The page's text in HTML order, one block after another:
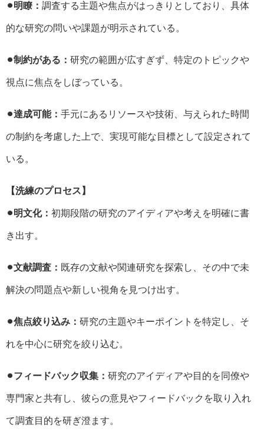
⚫︎明瞭： 調査する主題や焦点がはっきりとしており、具体
的な研究の問いや課題が明示されている。
⚫︎制約がある： 研究の範囲が広すぎず、特定のトピックや
視点に焦点をしぼっている。
⚫︎達成可能： 手元にあるリソースや技術、与えられた時間
の制約を考慮した上で、実現可能な目標として設定されて
いる。
【洗練のプロセス】
⚫︎明文化： 初期段階の研究のアイディアや考えを明確に書
き出す。
⚫︎文献調査： 既存の文献や関連研究を探索し、その中で未
解決の問題点や新しい視角を見つけ出す。
⚫︎焦点絞り込み： 研究の主題やキーポイントを特定し、そ
れを中心に研究を絞り込む。
⚫︎フィードバック収集： 研究のアイディアや目的を同僚や
専門家と共有し、彼らの意見やフィードバックを取り入れ
て調査目的を研ぎ澄ます。